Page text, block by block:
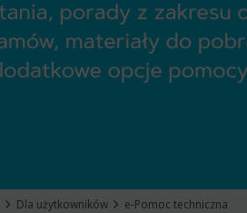
Dla użytkowników e-Pomoc techniczna